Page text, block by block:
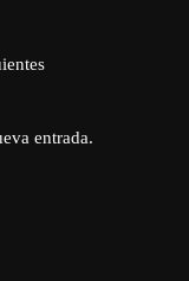
entrada.